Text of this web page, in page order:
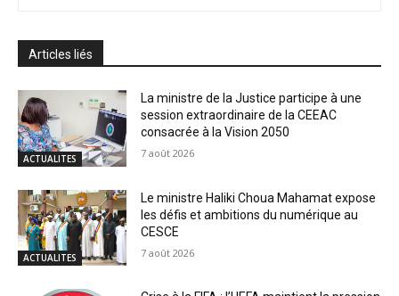
Articles liés
ACTUALITES
La ministre de la Justice participe à une
session extraordinaire de la CEEAC
consacrée à la Vision 2050
7 août 2026
ACTUALITES
Le ministre Haliki Choua Mahamat expose
les défis et ambitions du numérique au
CESCE
7 août 2026